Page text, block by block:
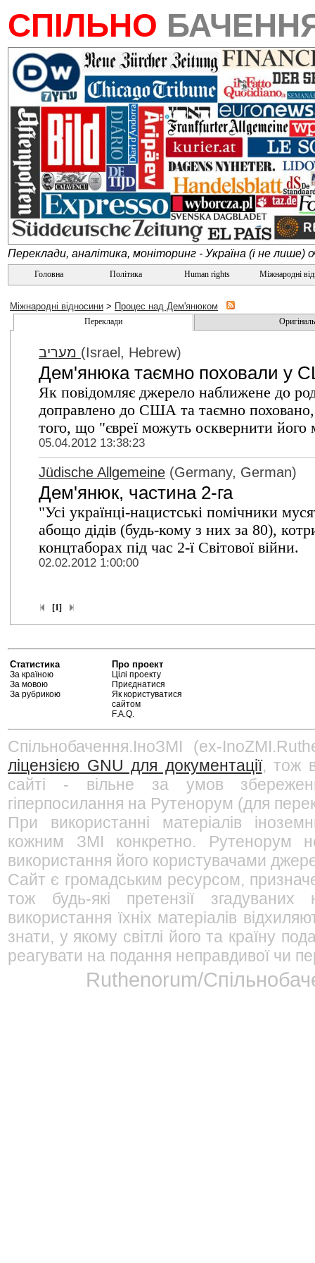
СПІЛЬНО
Переклади, аналітика, моніторинг - Україна (і не лише)
Головна Політика Human rights Міжнародні
Міжнародні відносини > Процес над Дем'янюком
Переклади
(Israel, Hebrew)
Дем'янюка таємно поховали у
Як повідомляє джерело наближене до
доправлено до США та таємно поховано,
того, що "євреї можуть осквернити його
05.04.2012 13:38:23
Jüdische Allgemeine (Germany, German)
Дем'янюк, частина 2-га
"Усі українці-нацистські помічники
абощо дідів (будь-кому з них за 80),
концтаборах під час 2-ї Світової війни.
02.02.2012 1:00:00
[1]
Статистика
За країною
За мовою
За рубрикою
Про проект
Цілі проекту
Приєднатися
Як користуватися
сайтом
F.A.Q.
Спільнобачення.ІноЗМІ (ex-
ліцензією GNU для документації, тож
сайті - вільне за умов
гіперпосилання на Рутенорум (для
При використанні матеріалів
кожним ЗМІ конкретно. Рутенорум
використання його користувачами
Сайт є громадським ресурсом,
тож будь-які претензії
використання їхніх матеріалів
знати, у якому світлі його та країну
реагувати на подання неправдивої чи
Ruthenorum/